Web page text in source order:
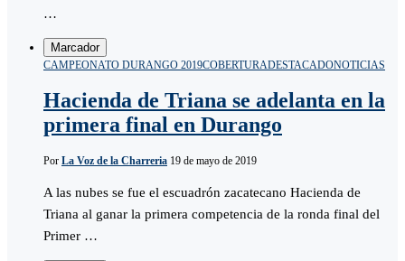
…
Marcador
CAMPEONATO DURANGO 2019COBERTURADESTACADONOTICIAS
Hacienda de Triana se adelanta en la
primera final en Durango
Por La Voz de la Charreria 19 de mayo de 2019
A las nubes se fue el escuadrón zacatecano Hacienda de
Triana al ganar la primera competencia de la ronda final del
Primer …